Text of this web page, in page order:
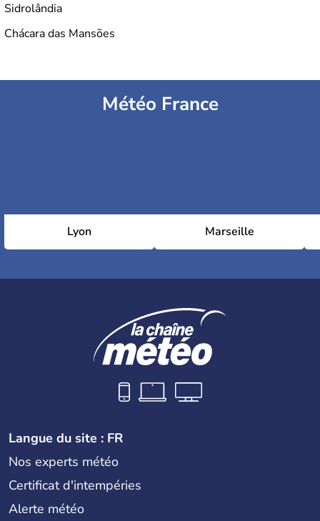
Sidrolândia
Chácara das Mansões
Météo France
Lyon Marseille
Langue du site : FR
Nos experts météo
Certificat d'intempéries
Alerte météo